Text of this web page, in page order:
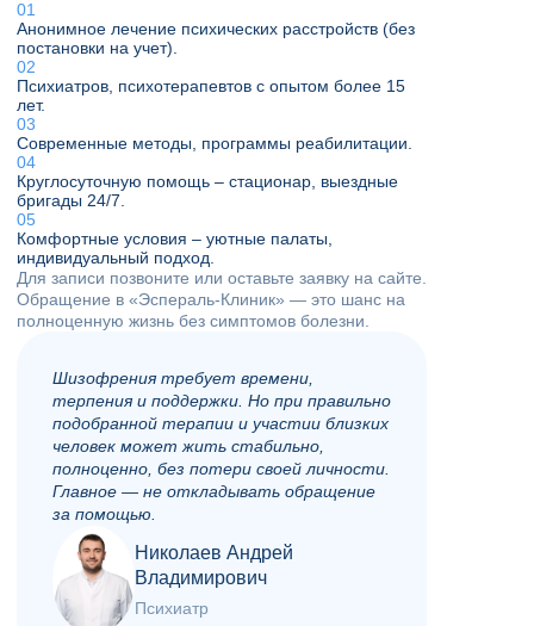
Анонимное лечение психических расстройств (без
постановки на учет).
Психиатров, психотерапевтов с опытом более 15
лет.
Современные методы, программы реабилитации.
Круглосуточную помощь – стационар, выездные
бригады 24/7.
Комфортные условия – уютные палаты,
индивидуальный подход.
Для записи позвоните или оставьте заявку на сайте.
Обращение в «Эспераль-Клиник» — это шанс на
полноценную жизнь без симптомов болезни.
Шизофрения требует времени,
терпения и поддержки. Но при правильно
подобранной терапии и участии близких
человек может жить стабильно,
полноценно, без потери своей личности.
Главное — не откладывать обращение
за помощью.
Николаев Андрей
Владимирович
Психиатр